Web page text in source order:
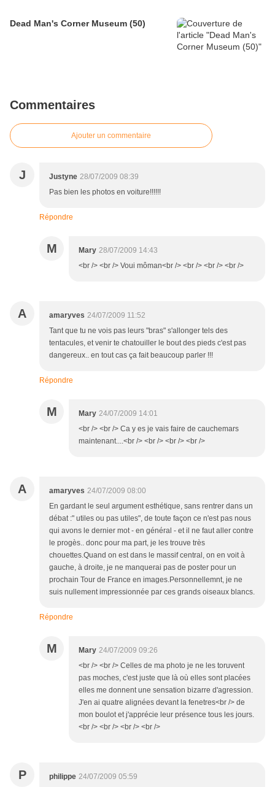
Dead Man's Corner Museum (50)
Commentaires
Ajouter un commentaire
J Justyne 28/07/2009 08:39
Pas bien les photos en voiture!!!!!!
Répondre
M Mary 28/07/2009 14:43
<br /> <br /> Voui môman<br /> <br /> <br /> <br />
A amaryves 24/07/2009 11:52
Tant que tu ne vois pas leurs "bras" s'allonger tels des
tentacules, et venir te chatouiller le bout des pieds c'est pas
dangereux.. en tout cas ça fait beaucoup parler !!!
Répondre
M Mary 24/07/2009 14:01
<br /> <br /> Ca y es je vais faire de cauchemars
maintenant....<br /> <br /> <br /> <br />
A amaryves 24/07/2009 08:00
En gardant le seul argument esthétique, sans rentrer dans un
débat :" utiles ou pas utiles", de toute façon ce n'est pas nous
qui avons le dernier mot - en général - et il ne faut aller contre
le progès.. donc pour ma part, je les trouve très
chouettes.Quand on est dans le massif central, on en voit à
gauche, à droite, je ne manquerai pas de poster pour un
prochain Tour de France en images.Personnellemnt, je ne
suis nullement impressionnée par ces grands oiseaux blancs.
Répondre
M Mary 24/07/2009 09:26
<br /> <br /> Celles de ma photo je ne les toruvent
pas moches, c'est juste que là où elles sont placées
elles me donnent une sensation bizarre d'agression.
J'en ai quatre alignées devant la fenetres<br /> de
mon boulot et j'apprécie leur présence tous les jours.
<br /> <br /> <br /> <br />
P philippe 24/07/2009 05:59